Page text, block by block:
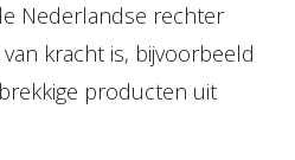
Nederlandse rechter
kracht is, bijvoorbeeld
producten uit